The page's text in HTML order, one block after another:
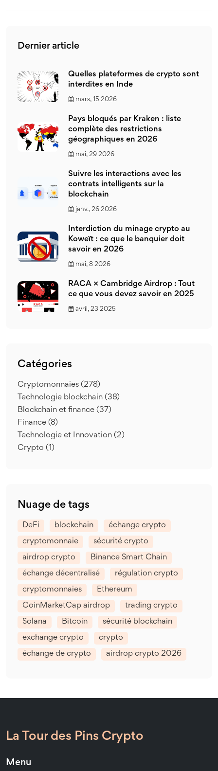
Dernier article
Quelles plateformes de crypto sont
interdites en Inde
mars, 15 2026
Pays bloqués par Kraken : liste
complète des restrictions
géographiques en 2026
mai, 29 2026
Suivre les interactions avec les
contrats intelligents sur la
blockchain
janv., 26 2026
Interdiction du minage crypto au
Koweït : ce que le banquier doit
savoir en 2026
mai, 8 2026
RACA × Cambridge Airdrop : Tout
ce que vous devez savoir en 2025
avril, 23 2025
Catégories
Cryptomonnaies (278)
Technologie blockchain (38)
Blockchain et finance (37)
Finance (8)
Technologie et Innovation (2)
Crypto (1)
Nuage de tags
DeFi blockchain échange crypto
cryptomonnaie sécurité crypto
airdrop crypto Binance Smart Chain
échange décentralisé régulation crypto
cryptomonnaies Ethereum
CoinMarketCap airdrop trading crypto
Solana Bitcoin sécurité blockchain
exchange crypto crypto
échange de crypto airdrop crypto 2026
La Tour des Pins Crypto
Menu